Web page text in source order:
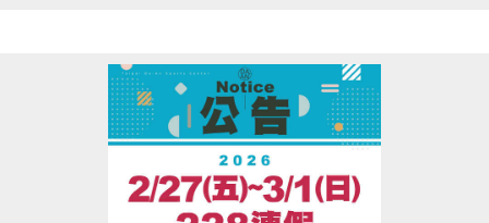
• 06:00-22:00營運時間內，請至B1泳池櫃台或三樓體適能櫃台領券，
即可免費進場。
• 泳池容留人數250人，體適能容留人數80人，達人數上限即停止入
場，採一進一出管理，請排隊依序等候。